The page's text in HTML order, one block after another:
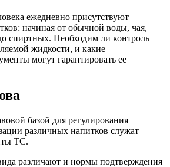
ежедневно присутствуют
начиная от обычной воды, чая,
спиртных. Необходим ли контроль
жидкости, и какие
могут гарантировать ее
базой для регулирования
различных напитков служат
ТС.
различают и нормы подтверждения